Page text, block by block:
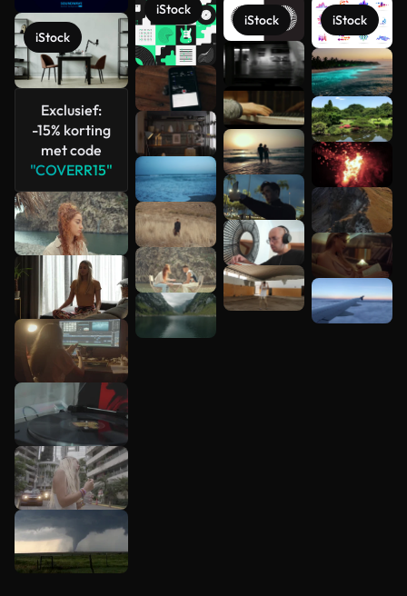
iStock
Exclusief:
-15% korting
met code
"COVERR15"
iStock
iStock iStock
Meer
bekijken